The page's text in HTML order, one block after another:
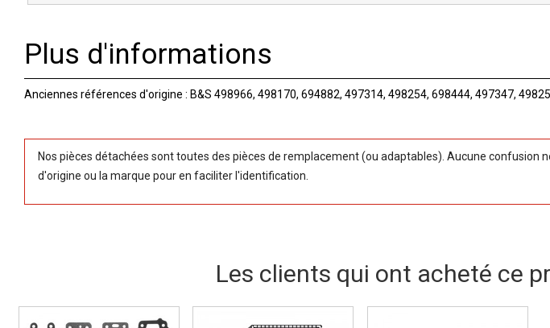
Plus d'informations
Anciennes références d'origine : B&S 498966, 498170, 694882, 497314, 498254, 698444, 497347,
Nos pièces détachées sont toutes des pièces de remplacement (ou adaptables). Aucune
d'origine ou la marque pour en faciliter l'identification.
Les clients qui ont acheté ce